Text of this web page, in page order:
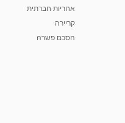
אחריות חברתית
קריירה
הסכם פשרה